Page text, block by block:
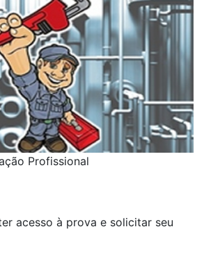
Profissional
acesso à prova e solicitar seu